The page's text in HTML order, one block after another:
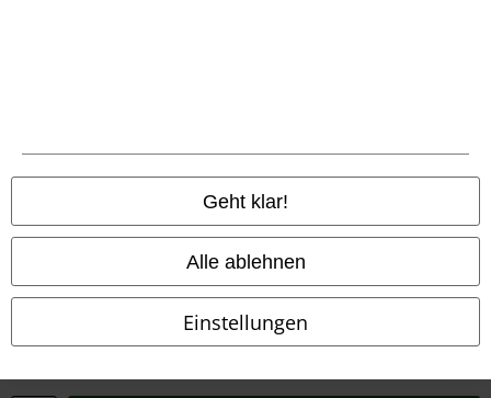
Geht klar!
Alle ablehnen
Einstellungen
Datenschutz
Entsorgung und Umweltschutz
Information zur Barrierefreiheit
Cookie-Einstellungen